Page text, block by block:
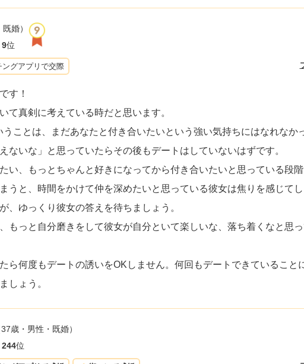
婚）
9位
ングアプリで交際
す！
て真剣に考えている時だと思います。
ことは、まだあなたと付き合いたいという強い気持ちにはなれなか
ないな」と思っていたらその後もデートはしていないはずです。
い、もっとちゃんと好きになってから付き合いたいと思っている段階
うと、時間をかけて仲を深めたいと思っている彼女は焦りを感じて
、ゆっくり彼女の答えを待ちましょう。
もっと自分磨きをして彼女が自分といて楽しいな、落ち着くなと思
ら何度もデートの誘いをOKしません。何回もデートできていること
しょう。
37歳・男性・既婚）
244位